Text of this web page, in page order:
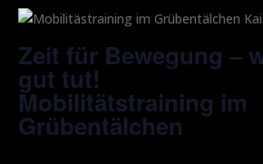
Zeit für Bewegung –
gut tut!
Mobilitätstraining im
Grübentälchen